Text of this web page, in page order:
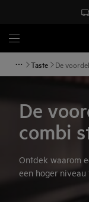
Taste De
De
combi
Ontdek waarom
een hoger niveau